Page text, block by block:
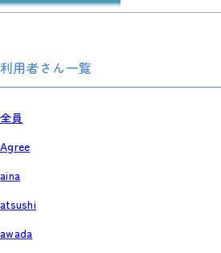
利用者さん一覧
全員
Agree
aina
atsushi
awada